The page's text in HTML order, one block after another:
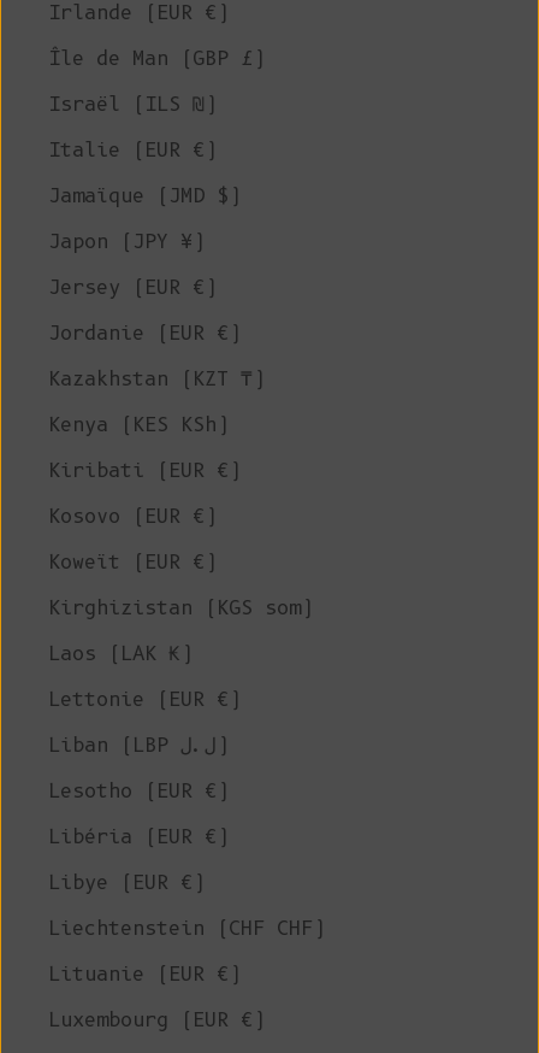
Irlande (EUR €)
Île de Man (GBP £)
Israël (ILS ₪)
Italie (EUR €)
Jamaïque (JMD $)
Japon (JPY ¥)
Jersey (EUR €)
Jordanie (EUR €)
Kazakhstan (KZT ₸)
Kenya (KES KSh)
Kiribati (EUR €)
Kosovo (EUR €)
Koweït (EUR €)
Kirghizistan (KGS som)
Laos (LAK ₭)
Lettonie (EUR €)
Liban (LBP ل.ل)
Lesotho (EUR €)
Libéria (EUR €)
Libye (EUR €)
Liechtenstein (CHF CHF)
Lituanie (EUR €)
Luxembourg (EUR €)